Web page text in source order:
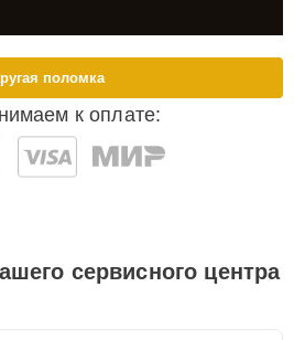
к оплате:
поломка
сервисного центра